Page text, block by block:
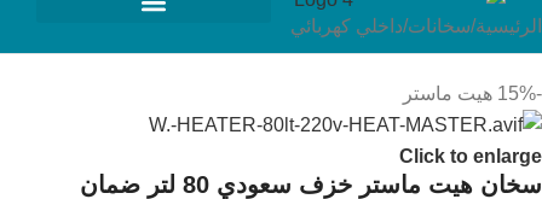
الرئيسية/سخانات/داخلي كهربائي
-15% هيت ماستر
Click to enlarge
سخان هيت ماستر خزف سعودي 80 لتر ضمان